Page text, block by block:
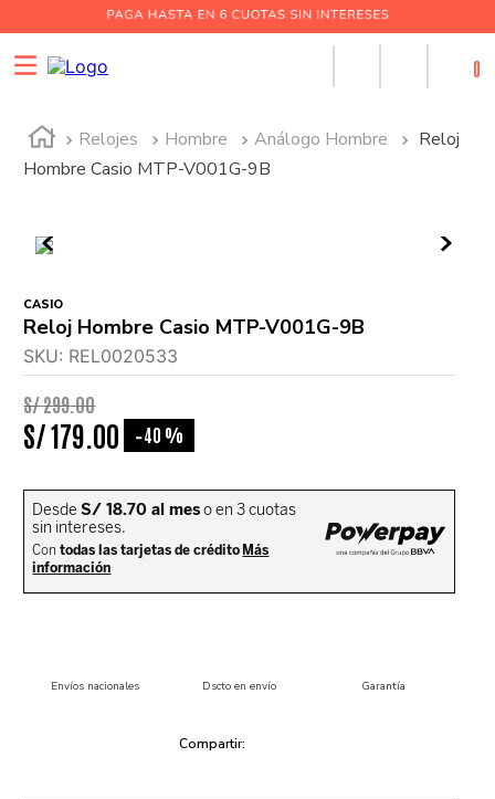
0
Relojes Hombre Análogo Hombre
Reloj
Hombre Casio MTP-V001G-9B
CASIO
Reloj Hombre Casio MTP-V001G-9B
SKU: REL0020533
S/299.00
S/179 00 -40 %
Envíos nacionales Dscto en envío Garantía